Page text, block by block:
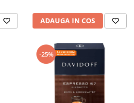
ADAUGA IN COS
-25%